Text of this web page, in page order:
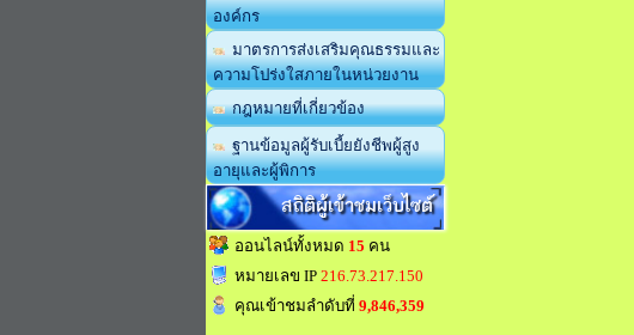
องค์กร
มาตรการส่งเสริมคุณธรรมและ
ความโปร่งใสภายในหน่วยงาน
กฎหมายที่เกี่ยวข้อง
ฐานข้อมูลผู้รับเบี้ยยังชีพผู้สูง
อายุและผู้พิการ
สถิติผู้เข้าชมเว็บไซต์
ออนไลน์ทั้งหมด 15 คน
หมายเลข IP 216.73.217.150
คุณเข้าชมลำดับที่ 9,846,359